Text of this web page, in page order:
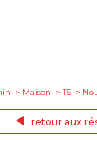
Maison T5
retour aux